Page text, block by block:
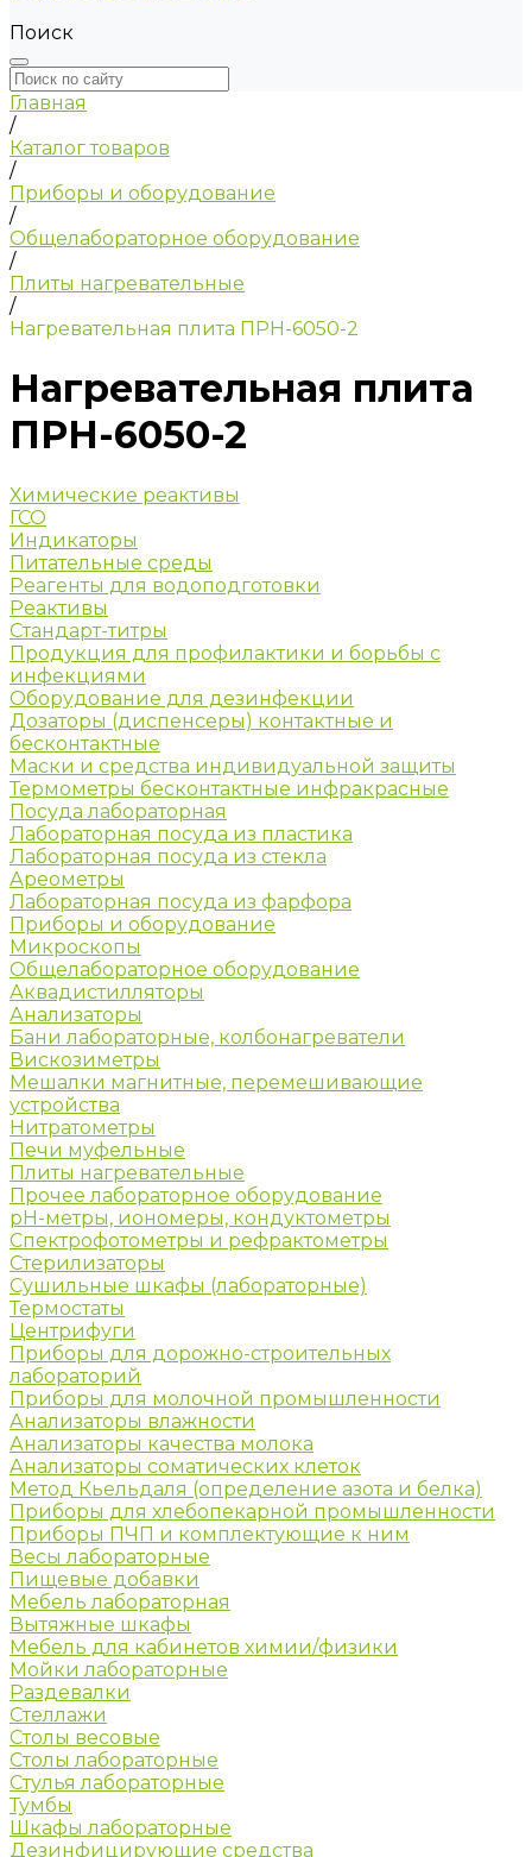
Поиск
Главная
/
Каталог товаров
/
Приборы и оборудование
/
Общелабораторное оборудование
/
Плиты нагревательные
/
Нагревательная плита ПРН-6050-2
Нагревательная плита
ПРН-6050-2
Химические реактивы
ГСО
Индикаторы
Питательные среды
Реагенты для водоподготовки
Реактивы
Стандарт-титры
Продукция для профилактики и борьбы с
инфекциями
Оборудование для дезинфекции
Дозаторы (диспенсеры) контактные и
бесконтактные
Маски и средства индивидуальной защиты
Термометры бесконтактные инфракрасные
Посуда лабораторная
Лабораторная посуда из пластика
Лабораторная посуда из стекла
Ареометры
Лабораторная посуда из фарфора
Приборы и оборудование
Микроскопы
Общелабораторное оборудование
Аквадистилляторы
Анализаторы
Бани лабораторные, колбонагреватели
Вискозиметры
Мешалки магнитные, перемешивающие
устройства
Нитратометры
Печи муфельные
Плиты нагревательные
Прочее лабораторное оборудование
рН-метры, иономеры, кондуктометры
Спектрофотометры и рефрактометры
Стерилизаторы
Сушильные шкафы (лабораторные)
Термостаты
Центрифуги
Приборы для дорожно-строительных
лабораторий
Приборы для молочной промышленности
Анализаторы влажности
Анализаторы качества молока
Анализаторы соматических клеток
Метод Кьельдаля (определение азота и белка)
Приборы для хлебопекарной промышленности
Приборы ПЧП и комплектующие к ним
Весы лабораторные
Пищевые добавки
Мебель лабораторная
Вытяжные шкафы
Мебель для кабинетов химии/физики
Мойки лабораторные
Раздевалки
Стеллажи
Столы весовые
Столы лабораторные
Стулья лабораторные
Тумбы
Шкафы лабораторные
Дезинфицирующие средства